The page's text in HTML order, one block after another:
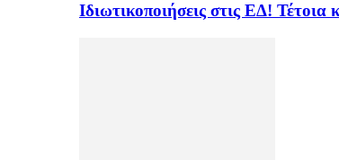
Ιδιωτικοποιήσεις στις ΕΔ!